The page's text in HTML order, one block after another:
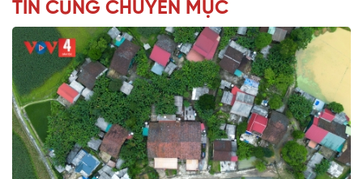
TIN CÙNG CHUYÊN MỤC